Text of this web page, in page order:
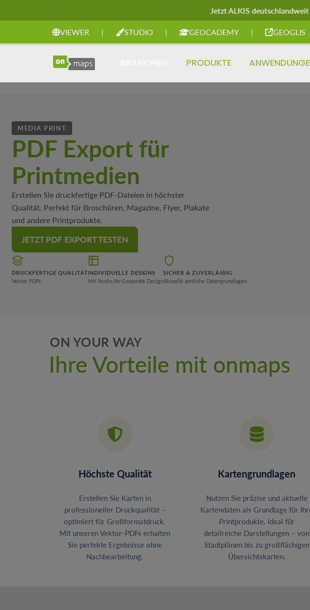
Jetzt ALKIS
VIEWER | STUDIO | GEOCADEMY | GEOGLIS
PRODUKTE
MEDIA PRINT
PDF Export für
Printmedien
Erstellen Sie druckfertige PDF-Dateien in höchster
Qualität. Perfekt für Broschüren, Magazine, Flyer, Plakate
und andere Printprodukte.
JETZT PDF EXPORT TESTEN
DRUCKFERTIGE QUALITÄT
Vektor PDFs
INDIVIDUELLE DESIGNS
Mit Studio Ihr Corporate Design
SICHER & ZUVERLÄSSIG
Aktuelle amtliche Datengrundlagen
ON YOUR WAY
Ihre Vorteile mit onmaps
Höchste Qualität
Erstellen Sie Karten in
professioneller Druckqualität –
optimiert für Großformatdruck.
Mit unseren Vektor-PDFs erhalten
Sie perfekte Ergebnisse ohne
Nachbearbeitung.
Kartengrundlagen
Nutzen Sie präzise und aktuelle
Kartendaten als Grundlage für
Printprodukte. Ideal für
detailreiche Darstellungen – von
Stadtplänen bis zu großflächigen
Übersichtskarten.